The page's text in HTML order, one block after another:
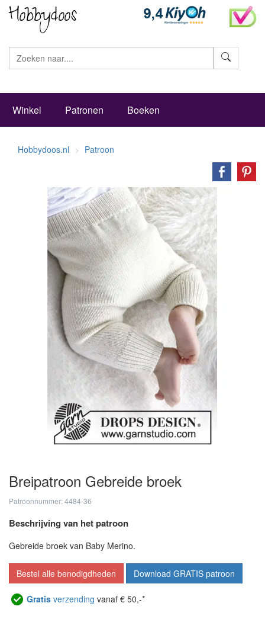
Winkel Patronen Boeken
Hobbydoos.nl Patroon
Breipatroon Gebreide broek
Patroonnummer: 4484-36
Beschrijving van het patroon
Gebreide broek van Baby Merino.
Bestel alle benodigdheden Download GRATIS patroon
Gratis verzending vanaf € 50,-*